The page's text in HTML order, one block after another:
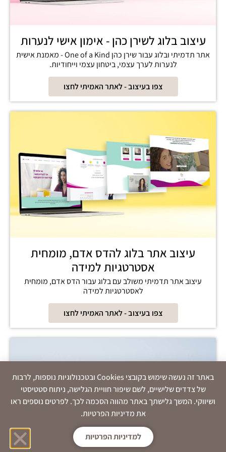
עיצוב בלוג לשירן כהן - אימון אישי לנערות
אתר תדמיתי ובלוג עבור שירן כהן One of a Kind - מאמנת אישית
לנערות לערך עצמי, ביטחון עצמי וייחודיות.
צפו בעיצוב - לאתר האמיתי לחצו
עיצוב אתר בלוג להדס אדם, מומחית
אסטרטגיות למידה
עיצוב אתר תדמיתי משולב עם בלוג עבור הדס אדם, מומחית
לאסטרטגיות למידה
צפו בעיצוב - לאתר האמיתי לחצו
באתר זה נעשה שימוש בקובצי Cookies ובטכנולוגיות נוספות, לרבות
של צדדים שלישיים, לשם שיפור חוויית הגלישה, ניתוח סטטיסטי
ושיווקי. המשך גלישתך באתר מהווה הסכמה לכך. לפרטים נוספים ראו
את מדיניות הפרטיות.
למדיניות הפרטיות